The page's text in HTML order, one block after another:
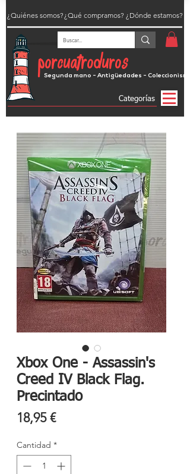
porcuatroduros
Segunda mano - Antigüedades - Coleccionismo
¿Dónde estamos?
¿Quiénes somos?
Categorías
¿Qué compramos?
Xbox One - Assassin's
Creed IV Black Flag.
Precintado
18,95 €Precio
Cantidad *